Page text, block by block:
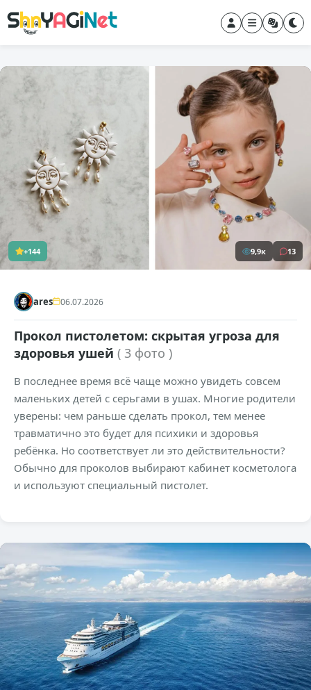
+144 9,9к 13
ares 06.07.2026
Прокол пистолетом: скрытая угроза для
здоровья ушей ( 3 фото )
В последнее время всё чаще можно увидеть совсем
маленьких детей с серьгами в ушах. Многие родители
уверены: чем раньше сделать прокол, тем менее
травматично это будет для психики и здоровья
ребёнка. Но соответствует ли это действительности?
Обычно для проколов выбирают кабинет косметолога
и используют специальный пистолет.